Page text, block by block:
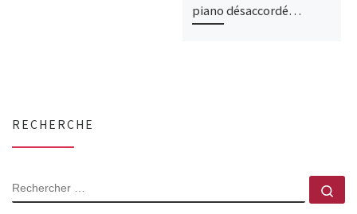
piano désaccordé…
RECHERCHE
RECHERCHER